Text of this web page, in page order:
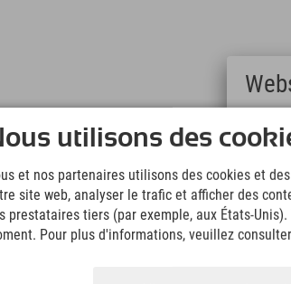
la région de l'Allgäu, avec son coin
de bois et bien plus encore, vous offre la
vous trouverez non seulement une
sur les montagnes de l'Allgäu. Vous
ou des gommages et vous faire choyer.
vous pouvez rejoindre le parc aquatique
utilisons des
et nos partenaires utilisons des cookies et
site web, analyser le trafic et afficher des
prestataires tiers (par exemple, aux États-
Pour plus d'informations, veuillez
Deutsch
(Italian)
Čeština